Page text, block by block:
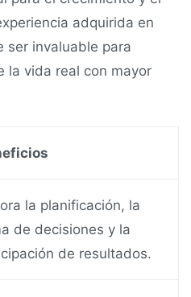
adquirida en
ser invaluable para
la vida real con mayor
la planificación, la
de decisiones y la
de resultados.